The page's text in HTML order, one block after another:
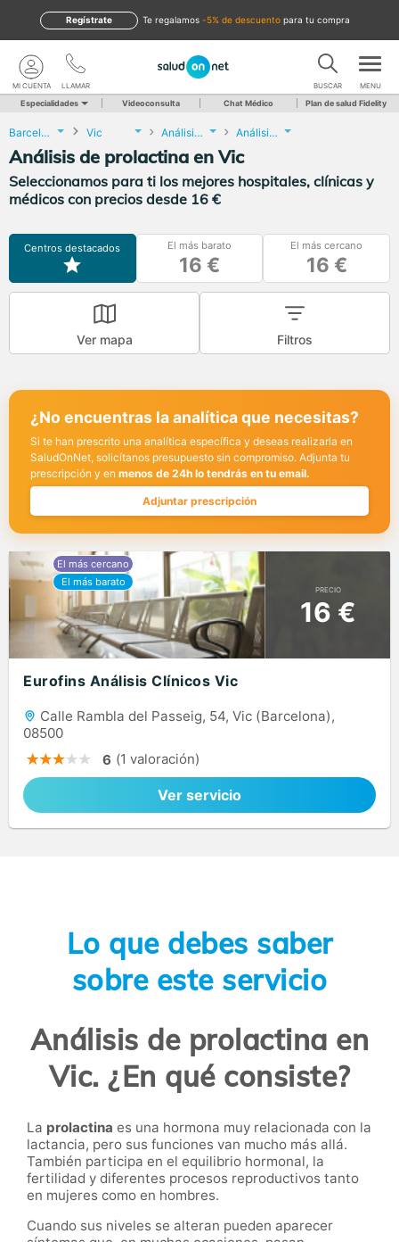
te regalamos -5% de descuento para tu compra
Regístrate
LLAMAR
MI CUENTA BUSCAR MENU
Especialidades Videoconsulta Chat Médico Plan de salud Fidelity
Barcelona Vic Análisis Clínicos Análisis de prolactina
Análisis de prolactina en Vic
Seleccionamos para ti los mejores hospitales, clínicas y
médicos con precios desde 16 €
Centros destacados El más barato
16 €
El más cercano
16 €
Ver mapa Filtros
¿No encuentras la analítica que necesitas?
Si te han prescrito una analítica específica y deseas realizarla en
SaludOnNet, solicítanos presupuesto sin compromiso. Adjunta tu
prescripción y en menos de 24h lo tendrás en tu email.
Adjuntar prescripción
PRECIO
16 €
Eurofins Análisis Clínicos Vic
Calle Rambla del Passeig, 54, Vic (Barcelona),
08500
6 (1 valoración)
Ver servicio
Lo que debes saber
sobre este servicio
Análisis de prolactina en
Vic. ¿En qué consiste?
La prolactina es una hormona muy relacionada con la
lactancia, pero sus funciones van mucho más allá.
También participa en el equilibrio hormonal, la
fertilidad y diferentes procesos reproductivos tanto
en mujeres como en hombres.
Cuando sus niveles se alteran pueden aparecer